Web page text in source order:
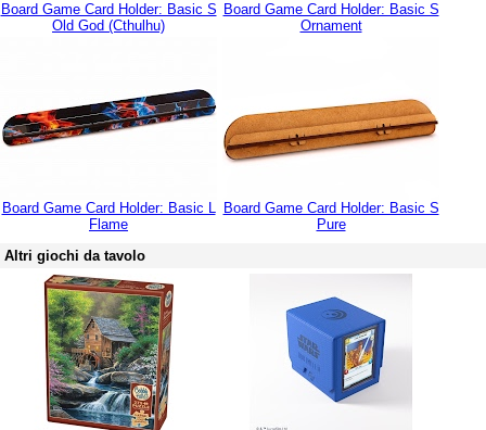
Board Game Card Holder: Basic S
Old God (Cthulhu)
Board Game Card Holder: Basic S
Ornament
Board Game Card Holder: Basic L
Flame
Board Game Card Holder: Basic S
Pure
Altri giochi da tavolo